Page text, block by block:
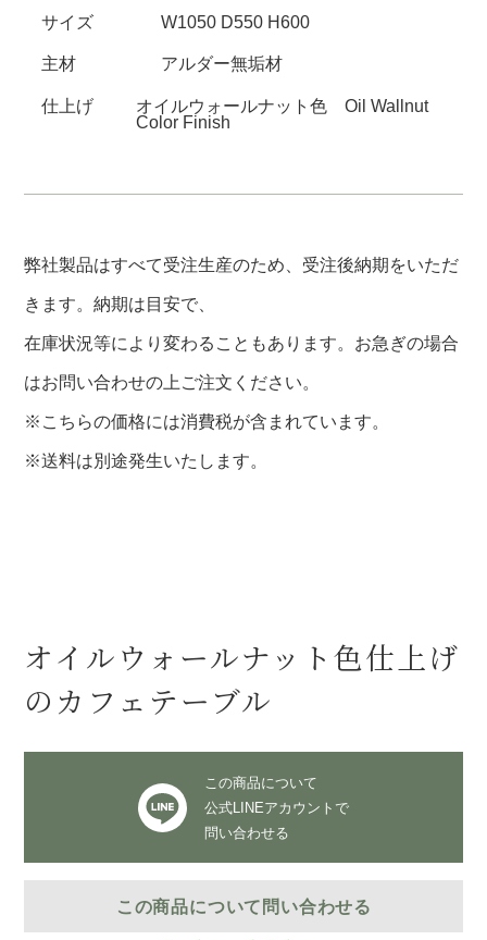
サイズ W1050 D550 H600
主材 アルダー無垢材
仕上げ
オイルウォールナット色 Oil Wallnut
Color Finish
弊社製品はすべて受注生産のため、受注後納期をいただ
きます。納期は目安で、
在庫状況等により変わることもあります。お急ぎの場合
はお問い合わせの上ご注文ください。
※こちらの価格には消費税が含まれています。
※送料は別途発生いたします。
オイルウォールナット色仕上げ
のカフェテーブル
この商品について
公式LINEアカウントで
問い合わせる
この商品について問い合わせる